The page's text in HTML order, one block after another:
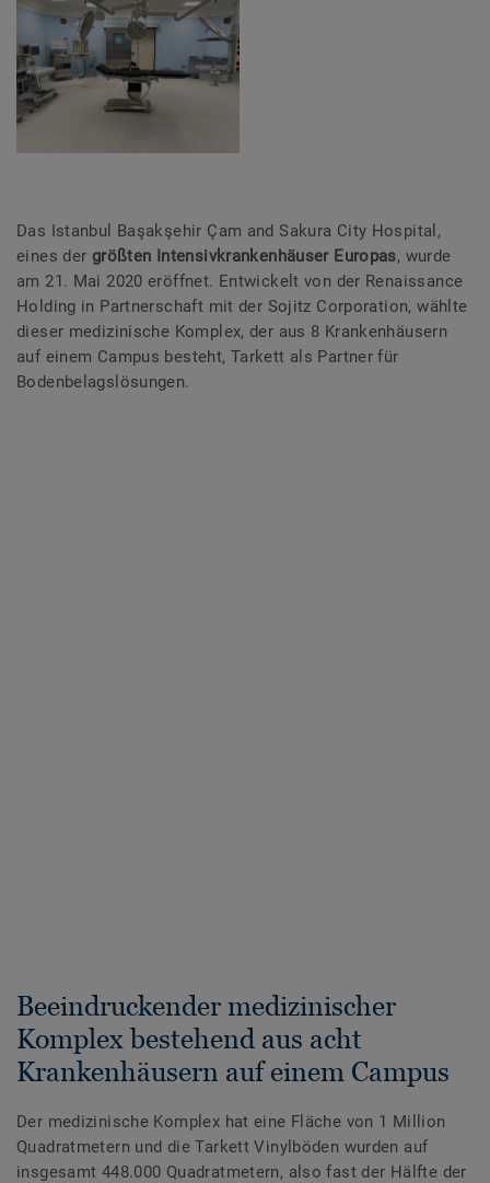
Das Istanbul Başakşehir Çam and Sakura City Hospital,
eines der größten Intensivkrankenhäuser Europas, wurde
am 21. Mai 2020 eröffnet. Entwickelt von der Renaissance
Holding in Partnerschaft mit der Sojitz Corporation, wählte
dieser medizinische Komplex, der aus 8 Krankenhäusern
auf einem Campus besteht, Tarkett als Partner für
Bodenbelagslösungen.
Beeindruckender medizinischer
Komplex bestehend aus acht
Krankenhäusern auf einem Campus
Der medizinische Komplex hat eine Fläche von 1 Million
Quadratmetern und die Tarkett Vinylböden wurden auf
insgesamt 448.000 Quadratmetern, also fast der Hälfte der